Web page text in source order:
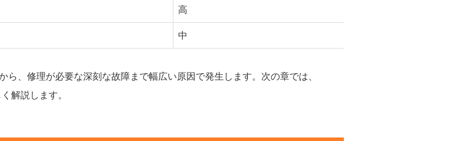
高
中
ら、修理が必要な深刻な故障まで幅広い原因で発生します。次の章では、
解説します。